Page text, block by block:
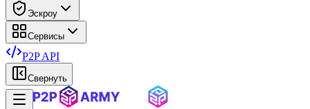
Эскроу
Сервисы
P2P API
Свернуть